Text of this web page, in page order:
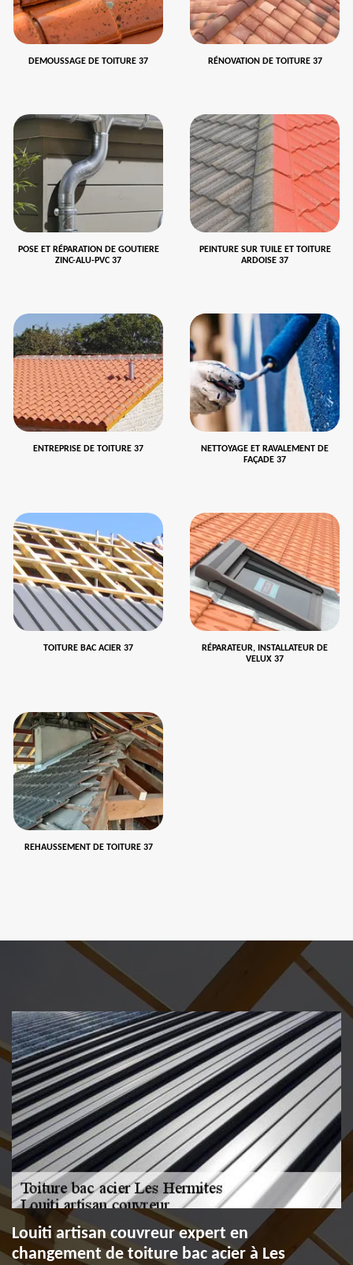
DEMOUSSAGE DE TOITURE 37 RÉNOVATION DE TOITURE 37
POSE ET RÉPARATION DE GOUTIERE
ZINC-ALU-PVC 37
PEINTURE SUR TUILE ET TOITURE
ARDOISE 37
ENTREPRISE DE TOITURE 37
NETTOYAGE ET RAVALEMENT DE
FAÇADE 37
TOITURE BAC ACIER 37
RÉPARATEUR, INSTALLATEUR DE
VELUX 37
REHAUSSEMENT DE TOITURE 37
Louiti artisan couvreur expert en
changement de toiture bac acier à Les